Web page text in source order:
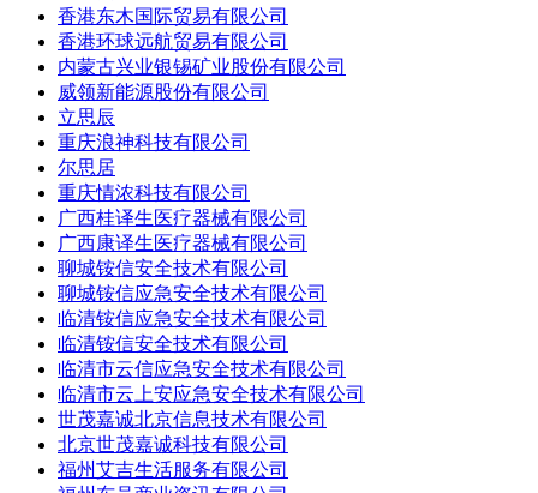
香港东木国际贸易有限公司
香港环球远航贸易有限公司
内蒙古兴业银锡矿业股份有限公司
威领新能源股份有限公司
立思辰
重庆浪神科技有限公司
尔思居
重庆情浓科技有限公司
广西桂译生医疗器械有限公司
广西康译生医疗器械有限公司
聊城铵信安全技术有限公司
聊城铵信应急安全技术有限公司
临清铵信应急安全技术有限公司
临清铵信安全技术有限公司
临清市云信应急安全技术有限公司
临清市云上安应急安全技术有限公司
世茂嘉诚北京信息技术有限公司
北京世茂嘉诚科技有限公司
福州艾吉生活服务有限公司